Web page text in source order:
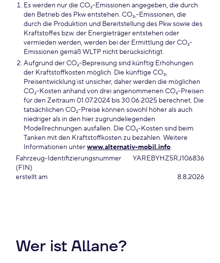
Es werden nur die CO₂-Emissionen angegeben, die durch
den Betrieb des Pkw entstehen. CO₂,-Emissionen, die
durch die Produktion und Bereitstellung des Pkw sowie des
Kraftstoffes bzw. der Energieträger entstehen oder
vermieden werden, werden bei der Ermittlung der CO₂-
Emissionen gemäß WLTP nicht berücksichtigt.
Aufgrund der CO₂-Bepreisung sind künftig Erhöhungen
der Kraftstoffkosten möglich. Die künftige CO₂,
Preisentwicklung ist unsicher, daher werden die möglichen
CO₂-Kosten anhand von drei angenommenen CO₂-Preisen
für den Zeitraum 01.07.2024 bis 30.06.2025 berechnet. Die
tatsächlichen CO₂-Preise können sowohl höher als auch
niedriger als in den hier zugrundeliegenden
Modellrechnungen ausfallen. Die CO₂-Kosten sind beim
Tanken mit den Kraftstoffkosten zu bezahlen. Weitere
Informationen unterwww.alternativ-mobil.info.
Fahrzeug-Identifizierungsnummer
(FIN)
YAREBYHZ5RJ106836
erstellt am 8.8.2026
Wer ist Allane?